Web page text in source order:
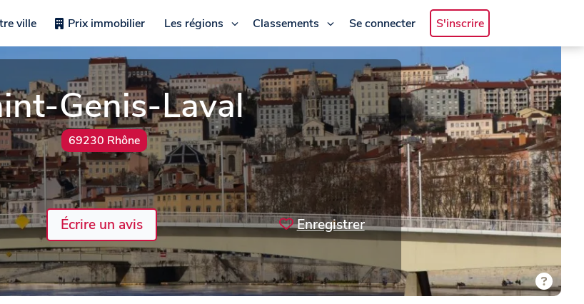
ville Prix immobilier Les régions Classements Se connecter S'inscrire
Genis-Laval
69230 Rhône
Écrire un avis Enregistrer